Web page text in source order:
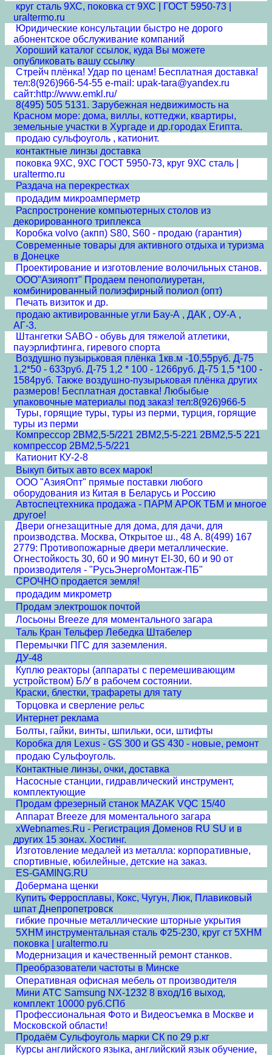
круг сталь 9ХС, поковка ст 9ХС | ГОСТ 5950-73 |
uraltermo.ru
Юридические консультации быстро не дорого
абонентское обслуживание компаний
Хороший каталог ссылок, куда Вы можете
опубликовать вашу ссылку
Стрейч плёнка! Удар по ценам! Бесплатная доставка!
тел:8(926)966-54-55 e-mail: upak-tara@yandex.ru
сайт:http://www.emkl.ru/
8(495) 505 5131. Зарубежная недвижимость на
Красном море: дома, виллы, коттеджи, квартиры,
земельные участки в Хургаде и др.городах Египта.
продаю сульфоуголь , катионит.
контактные линзы доставка
поковка 9ХС, 9ХС ГОСТ 5950-73, круг 9ХС сталь |
uraltermo.ru
Раздача на перекрестках
продадим микроамперметр
Распростронение компьютерных столов из
декорированного триплекса
Коробка volvo (акпп) S80, S60 - продаю (гарантия)
Современные товары для активного отдыха и туризма
в Донецке
Проектирование и изготовление волочильных станов.
ООО"Азияопт" Продаем пенополиуретан,
комбинированный полиэфирный полиол (опт)
Печать визиток и др.
продаю активированные угли Бау-А , ДАК , ОУ-А ,
АГ-3.
Штангетки SABO - обувь для тяжелой атлетики,
пауэрлифтинга, гиревого спорта
Воздушно пузырьковая плёнка 1кв.м -10,55руб. Д-75
1,2*50 - 633руб. Д-75 1,2 * 100 - 1266руб. Д-75 1,5 *100 -
1584руб. Также воздушно-пузырьковая плёнка других
размеров! Бесплатная доставка! Любыбые
упаковочные материалы под заказ! тел:8(926)966-5
Туры, горящие туры, туры из перми, турция, горящие
туры из перми
Компрессор 2ВМ2,5-5/221 2ВМ2,5-5-221 2ВМ2,5-5 221
компрессор 2ВМ2,5-5/221
Катионит КУ-2-8
Выкуп битых авто всех марок!
ООО "АзияОпт" прямые поставки любого
оборудования из Китая в Беларусь и Россию
Автоспецтехника продажа - ПАРМ АРОК ТБМ и многое
другое!
Двери огнезащитные для дома, для дачи, для
производства. Москва, Открытое ш., 48 А. 8(499) 167
2779: Противопожарные двери металлические.
Огнестойкость 30, 60 и 90 минут EI-30, 60 и 90 от
производителя - "РусьЭнергоМонтаж-ПБ"
СРОЧНО продается земля!
продадим микрометр
Продам электрошок почтой
Лосьоны Breeze для моментального загара
Таль Кран Тельфер Лебедка Штабелер
Перемычки ПГС для заземления.
ДУ-48
Куплю реакторы (аппараты с перемешивающим
устройством) Б/У в рабочем состоянии.
Краски, блестки, трафареты для тату
Торцовка и сверление рельс
Интернет реклама
Болты, гайки, винты, шпильки, оси, штифты
Коробка для Lexus - GS 300 и GS 430 - новые, ремонт
продаю Сульфоуголь.
Контактные линзы, очки, доставка
Насосные станции, гидравлический инструмент,
комплектующие
Продам фрезерный станок MAZAK VQC 15/40
Аппарат Breeze для моментального загара
xWebnames.Ru - Регистрация Доменов RU SU и в
других 15 зонах. Хостинг.
Изготовление медалей из металла: корпоративные,
спортивные, юбилейные, детские на заказ.
ES-GAMING.RU
Добермана щенки
Купить Ферросплавы, Кокс, Чугун, Люк, Плавиковый
шпат Днепропетровск
гибкие прочные металлические шторные укрытия
5ХНМ инструментальная сталь Ф25-230, круг ст 5ХНМ
поковка | uraltermo.ru
Модернизация и качественный ремонт станков.
Преобразователи частоты в Минске
Оперативная офисная мебель от производителя
Мини АТС Samsung NX-1232 8 вход/16 выход,
комплект 10000 руб.СПб
Профессиональная Фото и Видеосъемка в Москве и
Московской области!
Продаём Сульфоуголь марки СК по 29 р.кг
Курсы английского языка, английский язык обучение,